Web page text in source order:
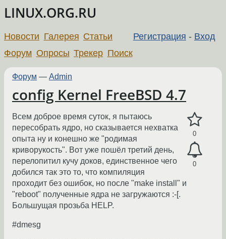
LINUX.ORG.RU
Регистрация - Вход
Новости Галерея Статьи
Форум Опросы Трекер Поиск
Форум — Admin
config Kernel FreeBSD 4.7
0
0
Всем доброе время суток, я пытаюсь
пересобрать ядро, но сказывается нехватка
опыта ну и конешно же "родимая
криворукость". Вот уже пошёл третий день,
перелопитил кучу доков, единственное чего
добился так это то, что компиляция
проходит без ошибок, но после "make install" и
"reboot" полученные ядра не загружаются :-[.
Большущая прозьба HELP.
#dmesg